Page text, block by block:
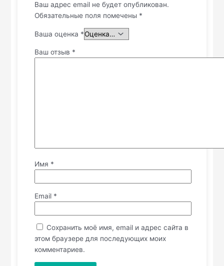
Ваш адрес email не будет опубликован.
Обязательные поля помечены *
Ваша оценка *
Ваш отзыв *
Имя *
Email *
Сохранить моё имя, email и адрес сайта в
этом браузере для последующих моих
комментариев.